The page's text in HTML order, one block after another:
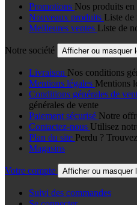
Promotions Nos produits
Nouveaux produits Liste de
Meilleures ventes Liste de
Notre société Afficher ou masquer
Livraison Nos conditions
Mentions légales Mentions
Conditions générales de
générales de vente
Paiement sécurisé Notre
Contactez-nous Utilisez
Plan du site Perdu ?
Magasins
Votre compte Afficher ou masquer
Suivi des commandes